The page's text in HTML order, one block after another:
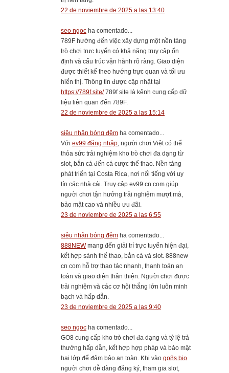
22 de noviembre de 2025 a las 13:40
seo ngoc ha comentado...
789F hướng đến việc xây dựng một nền tảng
trò chơi trực tuyến có khả năng truy cập ổn
định và cấu trúc vận hành rõ ràng. Giao diện
được thiết kế theo hướng trực quan và tối ưu
hiển thị. Thông tin được cập nhật tại
https://789f.site/789f site là kênh cung cấp dữ
liệu liên quan đến 789F.
22 de noviembre de 2025 a las 15:14
siêu nhân bóng đêm ha comentado...
Với ev99 đăng nhập, người chơi Việt có thể
thỏa sức trải nghiệm kho trò chơi đa dạng từ
slot, bắn cá đến cá cược thể thao. Nền tảng
phát triển tại Costa Rica, nơi nổi tiếng với uy
tín các nhà cái. Truy cập ev99 cn com giúp
người chơi tận hưởng trải nghiệm mượt mà,
bảo mật cao và nhiều ưu đãi.
23 de noviembre de 2025 a las 6:55
siêu nhân bóng đêm ha comentado...
888NEWmang đến giải trí trực tuyến hiện đại,
kết hợp sảnh thể thao, bắn cá và slot. 888new
cn com hỗ trợ thao tác nhanh, thanh toán an
toàn và giao diện thân thiện. Người chơi được
trải nghiệm và các cơ hội thắng lớn luôn minh
bạch và hấp dẫn.
23 de noviembre de 2025 a las 9:40
seo ngoc ha comentado...
GO8 cung cấp kho trò chơi đa dạng và tỷ lệ trả
thưởng hấp dẫn, kết hợp hợp pháp và bảo mật
hai lớp để đảm bảo an toàn. Khi vào go8s.bio
người chơi dễ dàng đăng ký, tham gia slot,